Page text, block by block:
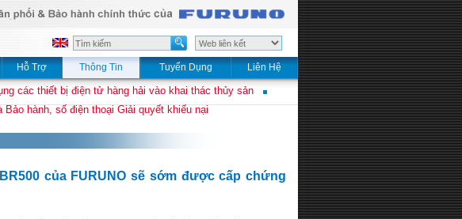
Hỗ Trợ Thông Tin Tuyển Dụng Liên Hệ
các thiết bị điện tử hàng hải vào khai thác thủy sản
hành, số điện thoại Giải quyết khiếu nại
của FURUNO sẽ sớm được cấp chứng